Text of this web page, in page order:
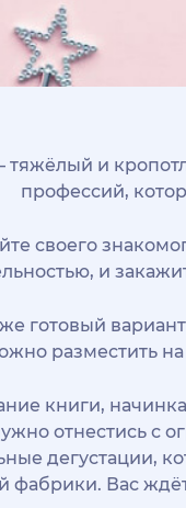
тяжёлый и
профессий,
своего
и
готовый
разместить
книги,
отнестись с
дегустации,
фабрики. Вас